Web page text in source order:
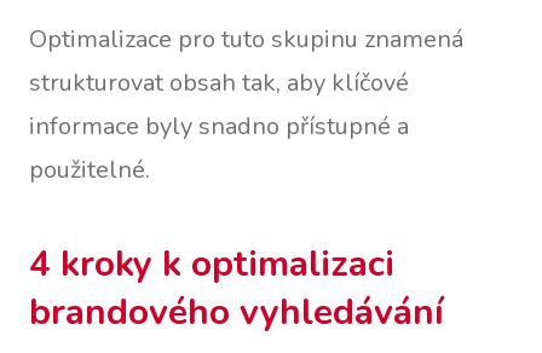
Optimalizace pro tuto skupinu znamená
strukturovat obsah tak, aby klíčové
informace byly snadno přístupné a
použitelné.
4 kroky k optimalizaci
brandového vyhledávání